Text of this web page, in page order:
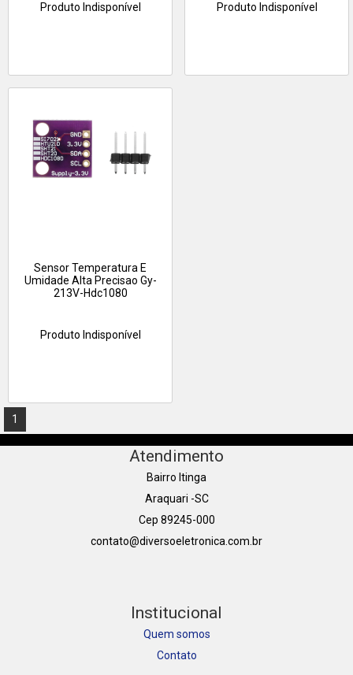
Produto Indisponível Produto Indisponível
Sensor Temperatura E
Umidade Alta Precisao Gy-
213V-Hdc1080
Produto Indisponível
1
Atendimento
Bairro Itinga
Araquari -SC
Cep 89245-000
contato@diversoeletronica.com.br
Institucional
Quem somos
Contato